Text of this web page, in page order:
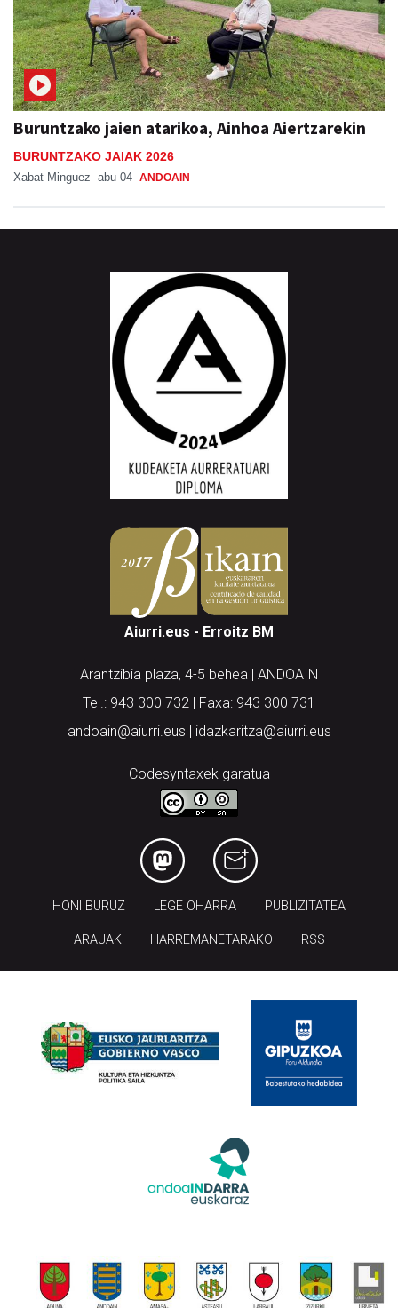
Buruntzako jaien atarikoa, Ainhoa Aiertzarekin
BURUNTZAKO JAIAK 2026
Xabat Minguez abu 04 ANDOAIN
Aiurri.eus - Erroitz BM
Arantzibia plaza, 4-5 behea | ANDOAIN
Tel.: 943 300 732 | Faxa: 943 300 731
andoain@aiurri.eus | idazkaritza@aiurri.eus
Codesyntaxek garatua
HONI BURUZ LEGE OHARRA PUBLIZITATEA
ARAUAK HARREMANETARAKO RSS